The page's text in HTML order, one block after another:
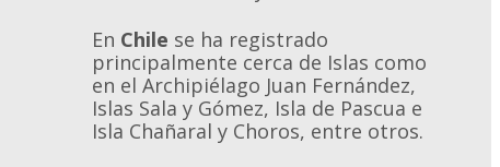
En Chile se ha registrado
principalmente cerca de Islas como
en el Archipiélago Juan Fernández,
Islas Sala y Gómez, Isla de Pascua e
Isla Chañaral y Choros, entre otros.